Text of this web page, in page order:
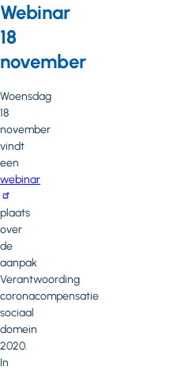
Webinar
18
november
Woensdag
18
november
vindt
een
webinar
plaats
over
de
aanpak
Verantwoording
coronacompensatie
sociaal
domein
2020.
In